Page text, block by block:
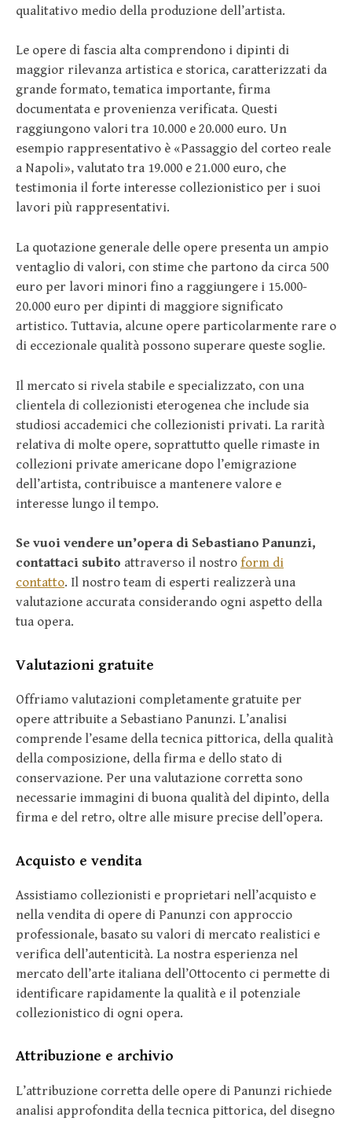
qualitativo medio della produzione dell’artista.
Le opere di fascia alta comprendono i dipinti di
maggior rilevanza artistica e storica, caratterizzati da
grande formato, tematica importante, firma
documentata e provenienza verificata. Questi
raggiungono valori tra 10.000 e 20.000 euro. Un
esempio rappresentativo è «Passaggio del corteo reale
a Napoli», valutato tra 19.000 e 21.000 euro, che
testimonia il forte interesse collezionistico per i suoi
lavori più rappresentativi.
La quotazione generale delle opere presenta un ampio
ventaglio di valori, con stime che partono da circa 500
euro per lavori minori fino a raggiungere i 15.000-
20.000 euro per dipinti di maggiore significato
artistico. Tuttavia, alcune opere particolarmente rare o
di eccezionale qualità possono superare queste soglie.
Il mercato si rivela stabile e specializzato, con una
clientela di collezionisti eterogenea che include sia
studiosi accademici che collezionisti privati. La rarità
relativa di molte opere, soprattutto quelle rimaste in
collezioni private americane dopo l’emigrazione
dell’artista, contribuisce a mantenere valore e
interesse lungo il tempo.
Se vuoi vendere un’opera di Sebastiano Panunzi,
contattaci subito attraverso il nostro form di
contatto. Il nostro team di esperti realizzerà una
valutazione accurata considerando ogni aspetto della
tua opera.
Valutazioni gratuite
Offriamo valutazioni completamente gratuite per
opere attribuite a Sebastiano Panunzi. L’analisi
comprende l’esame della tecnica pittorica, della qualità
della composizione, della firma e dello stato di
conservazione. Per una valutazione corretta sono
necessarie immagini di buona qualità del dipinto, della
firma e del retro, oltre alle misure precise dell’opera.
Acquisto e vendita
Assistiamo collezionisti e proprietari nell’acquisto e
nella vendita di opere di Panunzi con approccio
professionale, basato su valori di mercato realistici e
verifica dell’autenticità. La nostra esperienza nel
mercato dell’arte italiana dell’Ottocento ci permette di
identificare rapidamente la qualità e il potenziale
collezionistico di ogni opera.
Attribuzione e archivio
L’attribuzione corretta delle opere di Panunzi richiede
analisi approfondita della tecnica pittorica, del disegno